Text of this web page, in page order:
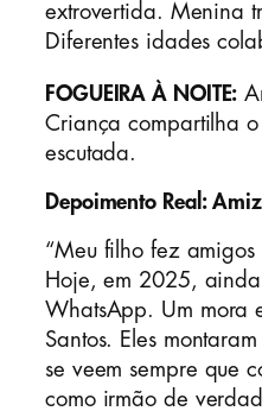
extrovertida. Menina
Diferentes idades
FOGUEIRA À NOITE:
Criança compartilha
escutada.
Depoimento Real:
“Meu filho fez amigos
Hoje, em 2025,
WhatsApp. Um mora
Santos. Eles
se veem sempre que
como irmão de